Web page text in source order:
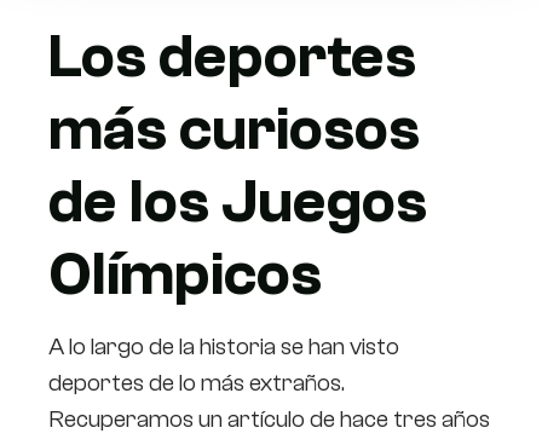
Los deportes
más curiosos
de los Juegos
Olímpicos
A lo largo de la historia se han visto
deportes de lo más extraños.
Recuperamos un artículo de hace tres años